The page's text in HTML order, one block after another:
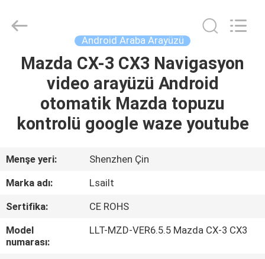
ÜRÜN:%
VİDEOLAR
FABRIKA
Electron
Co.,Ltd.
Reserved.
Android Araba Arayüzü
Mazda CX-3 CX3 Navigasyon
video arayüzü Android
otomatik Mazda topuzu
kontrolü google waze youtube
Menşe yeri:
Shenzhen Çin
Marka adı:
Lsailt
Sertifika:
CE ROHS
Model
numarası:
LLT-MZD-VER6.5.5 Mazda CX-3 CX3